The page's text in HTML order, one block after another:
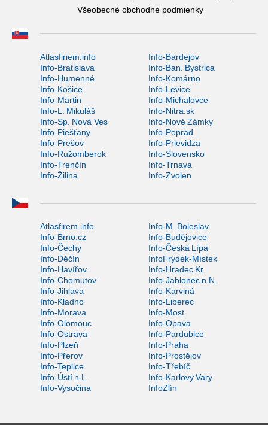
Všeobecné obchodné podmienky
Atlasfiriem.info
Info-Bardejov
Info-Bratislava
Info-Ban. Bystrica
Info-Humenné
Info-Komárno
Info-Košice
Info-Levice
Info-Martin
Info-Michalovce
Info-L. Mikuláš
Info-Nitra.sk
Info-Sp. Nová Ves
Info-Nové Zámky
Info-Piešťany
Info-Poprad
Info-Prešov
Info-Prievidza
Info-Ružomberok
Info-Slovensko
Info-Trenčín
Info-Trnava
Info-Žilina
Info-Zvolen
Atlasfirem.info
Info-M. Boleslav
Info-Brno.cz
Info-Budějovice
Info-Čechy
Info-Česká Lípa
Info-Děčín
InfoFrýdek-Místek
Info-Havířov
Info-Hradec Kr.
Info-Chomutov
Info-Jablonec n.N.
Info-Jihlava
Info-Karviná
Info-Kladno
Info-Liberec
Info-Morava
Info-Most
Info-Olomouc
Info-Opava
Info-Ostrava
Info-Pardubice
Info-Plzeň
Info-Praha
Info-Přerov
Info-Prostějov
Info-Teplice
Info-Třebíč
Info-Ústí n.L.
Info-Karlovy Vary
Info-Vysočina
InfoZlín